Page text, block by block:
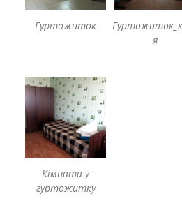
Гуртожиток
я
Кімната у
гуртожитку